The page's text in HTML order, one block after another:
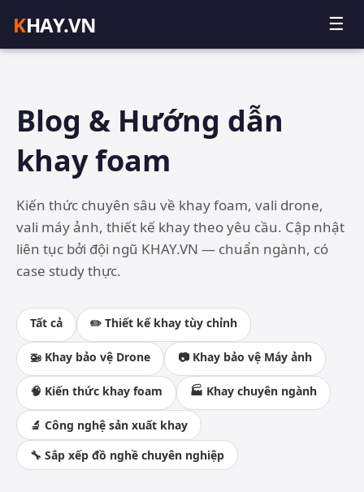
KHAY.VN ☰
Blog & Hướng dẫn
khay foam
Kiến thức chuyên sâu về khay foam, vali drone,
vali máy ảnh, thiết kế khay theo yêu cầu. Cập nhật
liên tục bởi đội ngũ KHAY.VN — chuẩn ngành, có
case study thực.
Tất cả ✏️ Thiết kế khay tùy chỉnh
🚁 Khay bảo vệ Drone 📷 Khay bảo vệ Máy ảnh
🧠 Kiến thức khay foam 🏭 Khay chuyên ngành
🔬 Công nghệ sản xuất khay
🔧 Sắp xếp đồ nghề chuyên nghiệp